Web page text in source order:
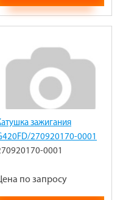
зажигания
270920170-0001
0001
по запросу